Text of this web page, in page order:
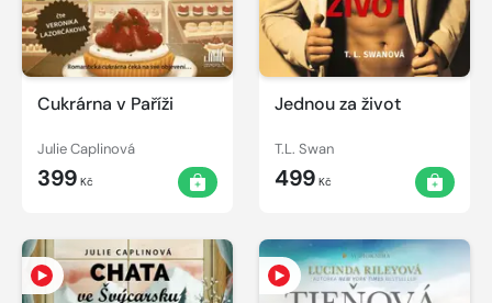
Cukrárna v Paříži
Julie Caplinová
399 Kč
Jednou za život
T.L. Swan
499 Kč